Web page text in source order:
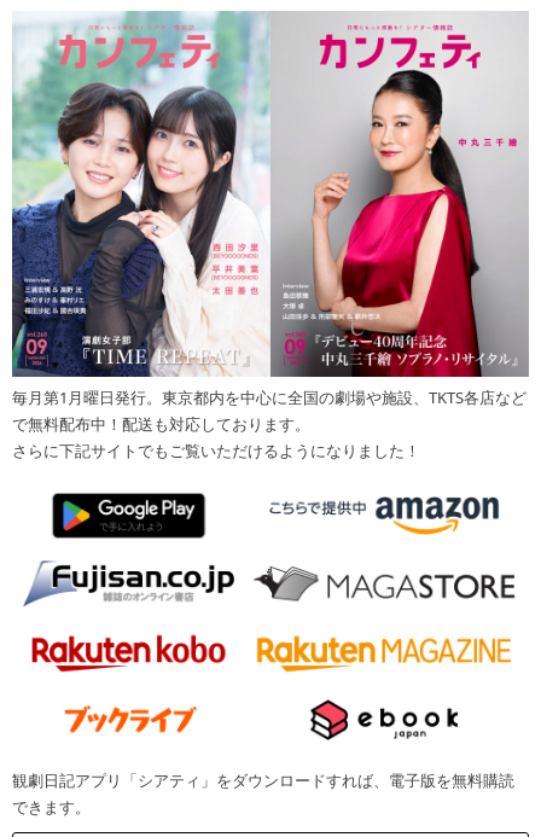
毎月第1月曜日発行。東京都内を中心に全国の劇場や施設、TKTS各店など
で無料配布中！配送も対応しております。
さらに下記サイトでもご覧いただけるようになりました！
観劇日記アプリ「シアティ」をダウンロードすれば、電子版を無料購読
できます。